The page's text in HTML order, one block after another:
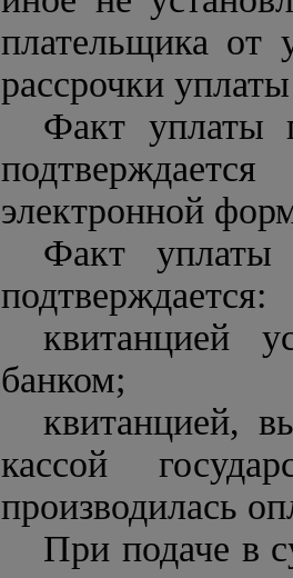
плательщика от
рассрочки
Факт уплаты
электронной
Факт уплаты
подтверждается:
квитанцией
банком;
квитанцией,
кассой
производилась
При подаче в